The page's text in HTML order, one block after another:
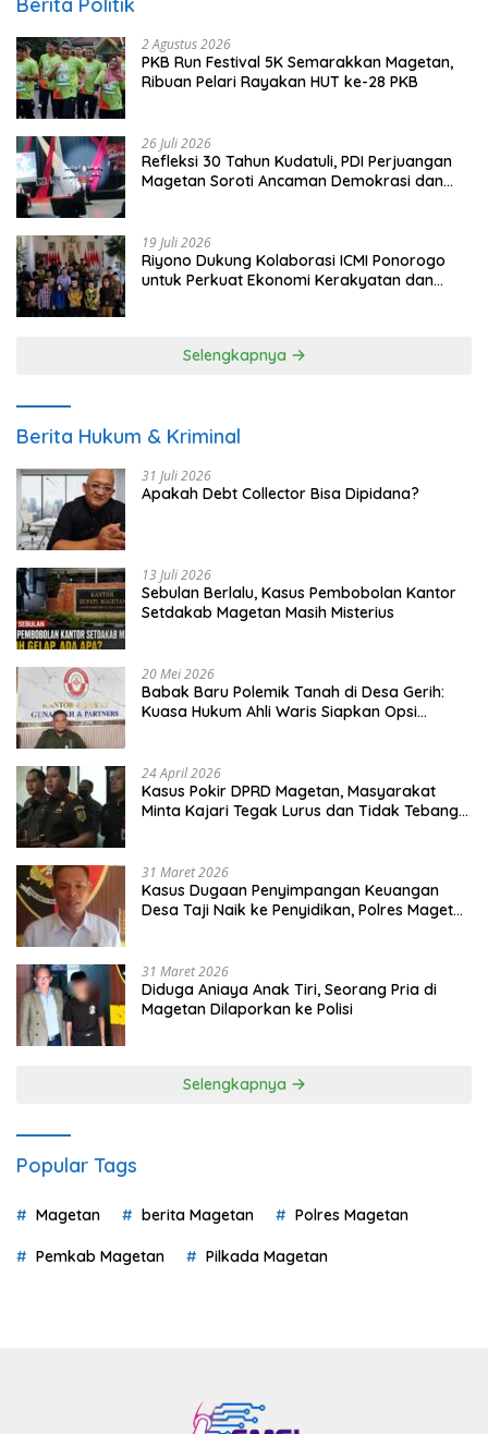
Berita Politik
2 Agustus 2026
PKB Run Festival 5K Semarakkan Magetan,
Ribuan Pelari Rayakan HUT ke-28 PKB
26 Juli 2026
Refleksi 30 Tahun Kudatuli, PDI Perjuangan
Magetan Soroti Ancaman Demokrasi dan
19 Juli 2026
Riyono Dukung Kolaborasi ICMI Ponorogo
untuk Perkuat Ekonomi Kerakyatan dan
Selengkapnya
Berita Hukum & Kriminal
31 Juli 2026
Apakah Debt Collector Bisa Dipidana?
13 Juli 2026
Sebulan Berlalu, Kasus Pembobolan Kantor
Setdakab Magetan Masih Misterius
20 Mei 2026
Babak Baru Polemik Tanah di Desa Gerih:
Kuasa Hukum Ahli Waris Siapkan Opsi
24 April 2026
Kasus Pokir DPRD Magetan, Masyarakat
Minta Kajari Tegak Lurus dan Tidak Tebang
31 Maret 2026
Kasus Dugaan Penyimpangan Keuangan
Desa Taji Naik ke Penyidikan, Polres Magetan
31 Maret 2026
Diduga Aniaya Anak Tiri, Seorang Pria di
Magetan Dilaporkan ke Polisi
Selengkapnya
Popular Tags
Magetan berita Magetan Polres Magetan
Pemkab Magetan Pilkada Magetan